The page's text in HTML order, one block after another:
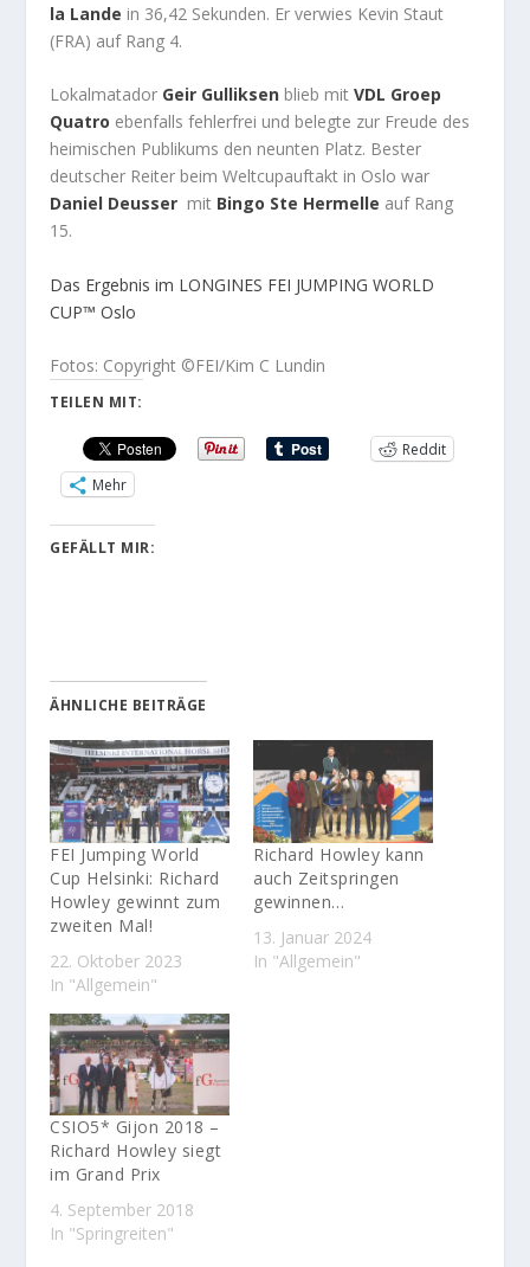
la Lande in 36,42 Sekunden. Er verwies Kevin Staut
(FRA) auf Rang 4.
Lokalmatador Geir Gulliksen blieb mitVDL Groep
Quatro ebenfalls fehlerfrei und belegte zur Freude des
heimischen Publikums den neunten Platz. Bester
deutscher Reiter beim Weltcupauftakt in Oslo war
Daniel Deusser mit Bingo Ste Hermelle auf Rang
15.
Das Ergebnis im LONGINES FEI JUMPING WORLD
CUP™ Oslo
Fotos: Copyright ©FEI/Kim C Lundin
TEILEN MIT:
Reddit
Mehr
GEFÄLLT MIR:
ÄHNLICHE BEITRÄGE
FEI Jumping World
Cup Helsinki: Richard
Howley gewinnt zum
zweiten Mal!
22. Oktober 2023
In "Allgemein"
Richard Howley kann
auch Zeitspringen
gewinnen…
13. Januar 2024
In "Allgemein"
CSIO5* Gijon 2018 –
Richard Howley siegt
im Grand Prix
4. September 2018
In "Springreiten"